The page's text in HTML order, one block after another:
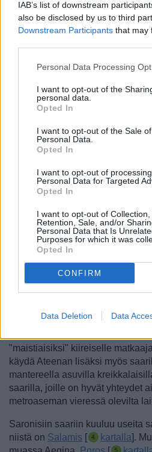
IAB’s list of downstream
also be disclosed by us to third
Downstream Participants that may
Personal Data Processing
I want to opt-out of the
personal data.
Opted In
I want to opt-out of the Sale
Personal Data.
Opted In
I want to opt-out of
Personal Data for Targeted
Opted In
I want to opt-out of Collection,
Retention, Sale, and/or
Personal Data that Is
Purposes for which it was
Opted In
CONFIRM
Data Deletion Data
pääsee bussilla Victoria-
KTEL-asemalta [
kartalla].
kaukaisemmat Kykladien saaret
Pireuksesta mutta vain 3-5 tuntia
matkatoimisto, Adrianos Travel [
kätevällä paikalla Monastirakin
ja siellä on totuttu turisteihin.
päiväretkistä kuin
kaukaisimmillekin saarille.
Saroniset saaret -
Lähimpänä Ateenaa ovat
aivan Kreikan mantereen
ajassa päiväretken Pireuksen
lautoilla, mistä syystä saaret
Saaret ovat suosiostaan
"maistiaisiksi" kiireiselle
käydä Ateenan lisäksi myös
mantereella asuvilla
saarilla, joille on hyvät yhteydet
metroaseman vieressä olevilta
Saronisiin saariin kuuluu useita
niistä on Salamis [ kartalla].